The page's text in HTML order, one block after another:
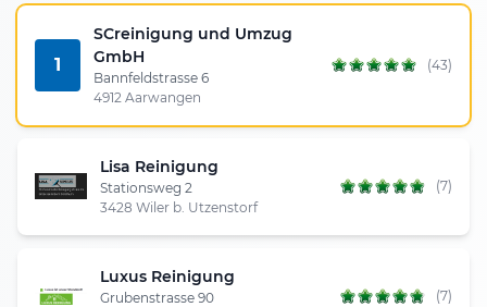
1
SCreinigung und Umzug
GmbH
Bannfeldstrasse 6
4912 Aarwangen
(43)
Lisa Reinigung
Stationsweg 2
3428 Wiler b. Utzenstorf
(7)
Luxus Reinigung
Grubenstrasse 90
(7)